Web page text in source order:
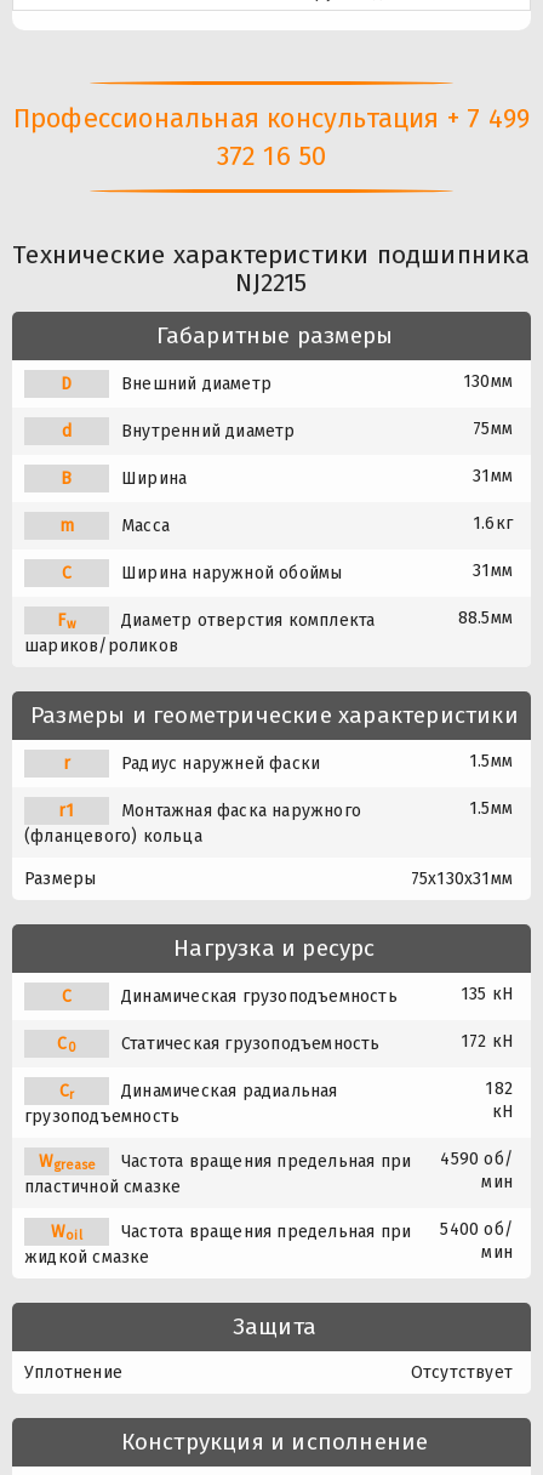
Профессиональная консультация + 7 499
372 16 50
Технические характеристики подшипника
NJ2215
Габаритные размеры
D Внешний диаметр 130мм
d Внутренний диаметр 75мм
B Ширина 31мм
m Масса 1.6кг
C Ширина наружной обоймы 31мм
Fw
Диаметр отверстия комплекта
шариков/роликов
88.5мм
Размеры и геометрические характеристики
r Радиус наружней фаски 1.5мм
r1
Монтажная фаска наружного
(фланцевого) кольца
1.5мм
Размеры 75x130x31мм
Нагрузка и ресурс
C Динамическая грузоподъемность 135 кН
C0 Статическая грузоподъемность 172 кН
Cr
Динамическая радиальная
грузоподъемность
182
кН
Wgrease
Частота вращения предельная при
пластичной смазке
4590 об/
мин
Woil
Частота вращения предельная при
жидкой смазке
5400 об/
мин
Защита
Уплотнение Отсутствует
Конструкция и исполнение